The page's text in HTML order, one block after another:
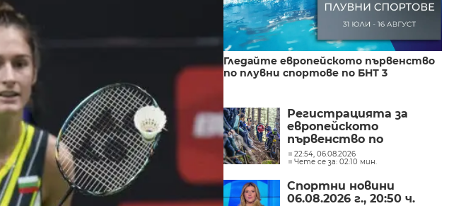
Гледайте европейското първенство
по плувни спортове по БНТ 3
Регистрацията за
европейското
първенство по
спускане на Витоша
приключи
22:54, 06.08.2026
Чете се за: 02:10 мин.
Спортни новини
06.08.2026 г., 20:50 ч.